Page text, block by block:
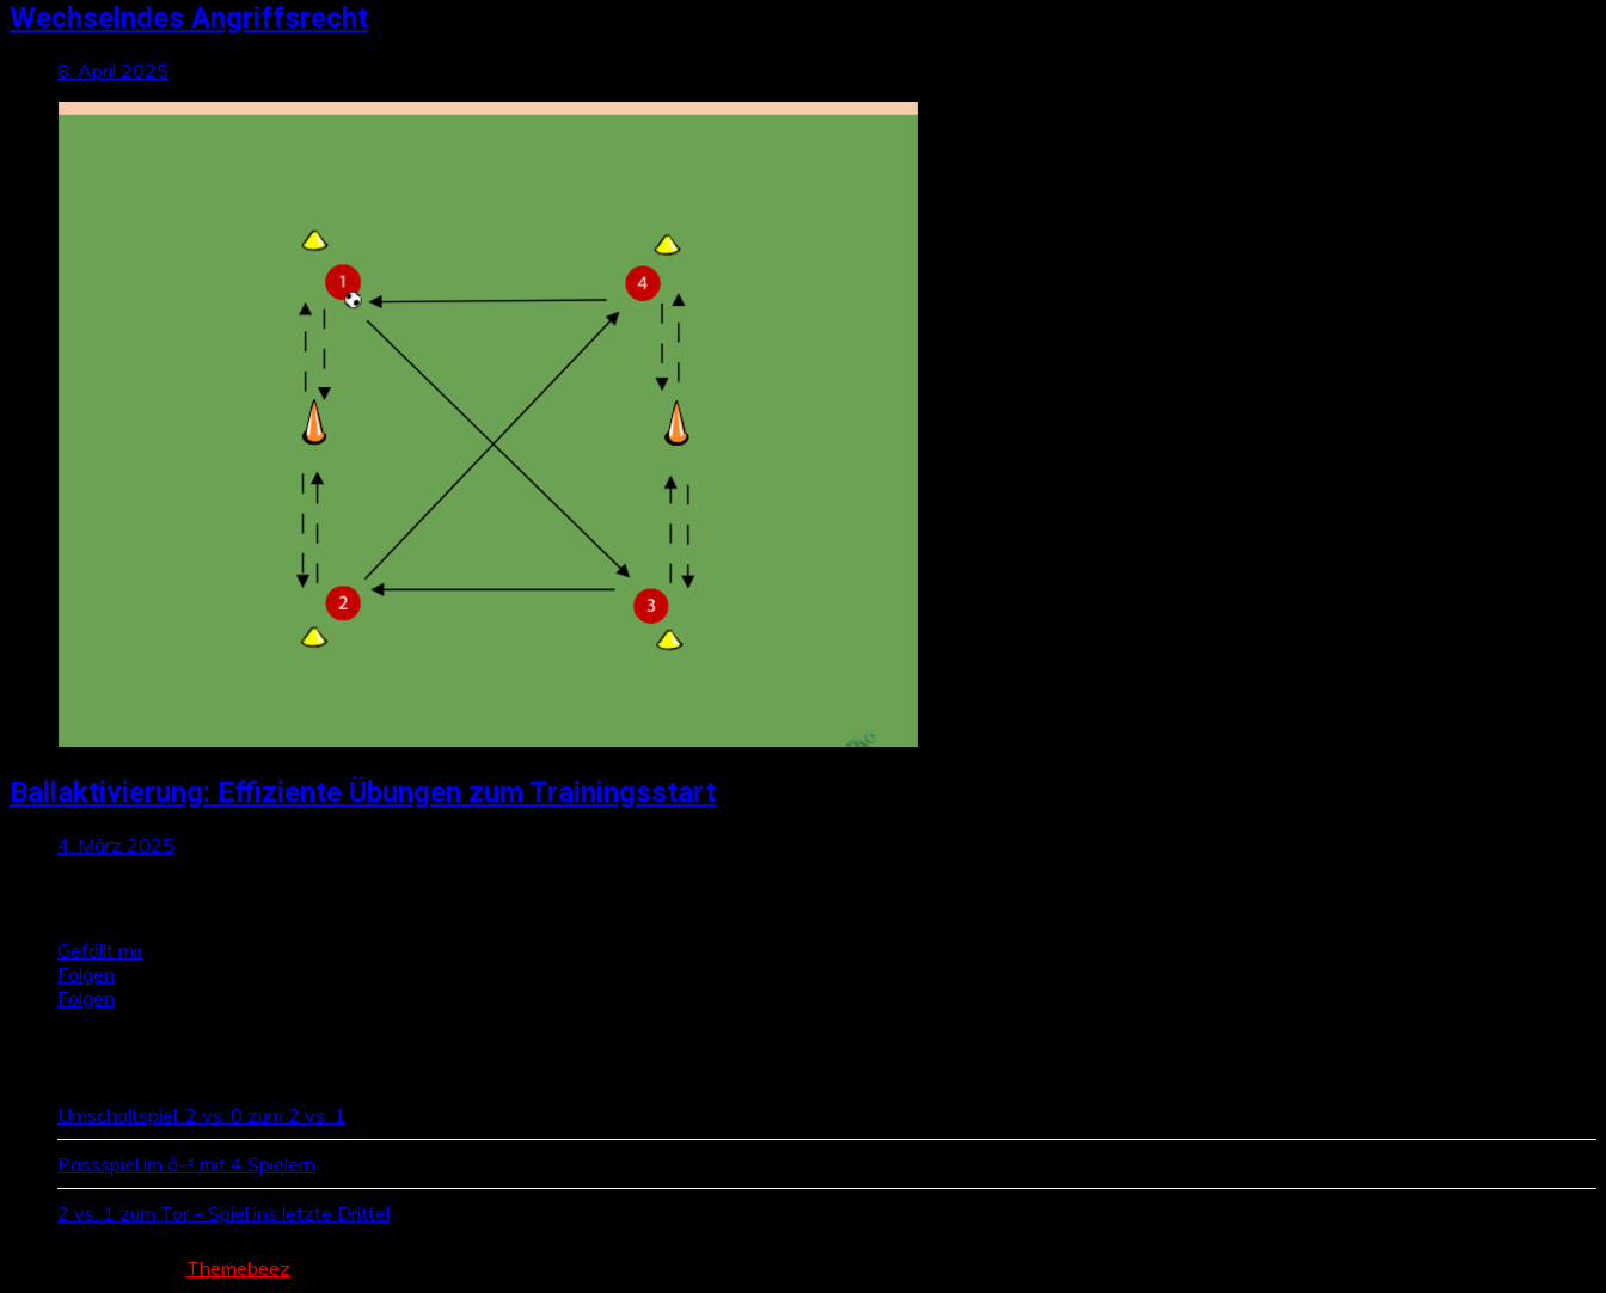
Wechselndes Angriffsrecht
8. April 2025
Ballaktivierung: Effiziente Übungen zum Trainingsstart
4. März 2025
Gefällt mir
Folgen
Folgen
Umschaltspiel: 2 vs. 0 zum 2 vs. 1
Passspiel im â–³ mit 4 Spielern
2 vs. 1 zum Tor – Spiel ins letzte Drittel
Themebeez